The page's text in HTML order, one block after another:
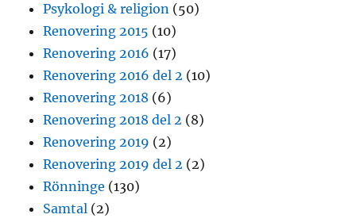
Psykologi & religion (50)
Renovering 2015 (10)
Renovering 2016 (17)
Renovering 2016 del 2 (10)
Renovering 2018 (6)
Renovering 2018 del 2 (8)
Renovering 2019 (2)
Renovering 2019 del 2 (2)
Rönninge (130)
Samtal (2)